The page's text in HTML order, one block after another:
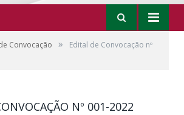
Convocação »
Edital de Convocação nº
Nº 001-2022